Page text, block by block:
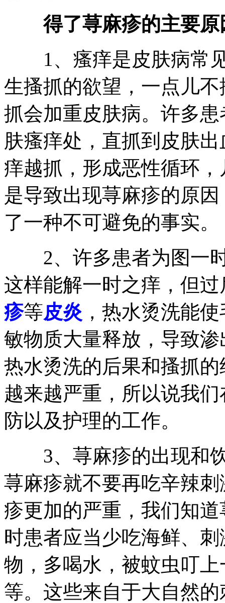
得了荨麻疹的主要
1、瘙痒是皮肤病常见
生搔抓的欲望，一点儿
抓会加重皮肤病。许多
肤瘙痒处，直抓到皮肤
痒越抓，形成恶性循环
是导致出现荨麻疹的原
了一种不可避免的事实。
2、许多患者为图一时
这样能解一时之痒，但
疹等皮炎 ，热水烫洗能
敏物质大量释放，导致
热水烫洗的后果和搔抓
越来越严重，所以说我
防以及护理的工作。
3、荨麻疹的出现和饮
荨麻疹就不要再吃辛辣
疹更加的严重，我们知
时患者应当少吃海鲜、
物，多喝水，被蚊虫叮
等。这些来自于大自然